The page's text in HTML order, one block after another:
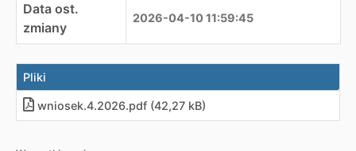
Data ost.
zmiany
2026-04-10 11:59:45
Pliki
wniosek.4.2026.pdf (42,27 kB)